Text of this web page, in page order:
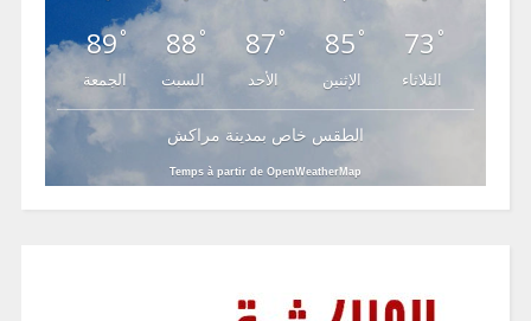
89°
الجمعة
88 °
السبت
87°
الأحد
85 °
الإثنين
73 °
الثلاثاء
الطقس خاص بمدينة مراكش
Temps à partir de OpenWeatherMap